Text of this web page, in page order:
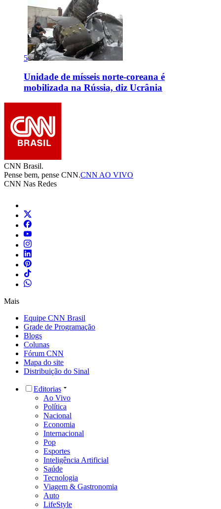
5
Unidade de mísseis norte-coreana é
mobilizada na Rússia, diz Ucrânia
CNN Brasil.
Pense bem, pense CNN.CNN AO VIVO
CNN Nas Redes
Mais
Equipe CNN Brasil
Grade de Programação
Blogs
Colunas
Fórum CNN
Mapa do site
Distribuição do Sinal
Editorias
Ao Vivo
Política
Nacional
Economia
Internacional
Pop
Esportes
Inteligência Artificial
Saúde
Tecnologia
Viagem & Gastronomia
Auto
LifeStyle